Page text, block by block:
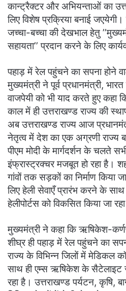
कान्ट्रैक्टर और अभियन्ताओं का
लिए विशेष प्रक्रिया बनाई
जच्चा-बच्चा की देखभाल हेतु
सहायता’’ प्रदान करने के लिए
पहाड़ में रेल पहुंचने का सपना होने
मुख्यमंत्री ने पूर्व प्रधानमंत्री, भारत
वाजपेयी को भी याद करते हुए कहा
काल में ही उत्तराखण्ड राज्य की
अब उत्तराखण्ड राज्य आज
नेतृत्व में देश का एक अग्रणी
पीएम मोदी के मार्गदर्शन के चलते
इंफ्रास्ट्रक्चर मजबूत हो रहा है।
गांवों तक सड़कों का निर्माण किया
लिए हेली सेवाएँ प्रारंभ करने के साथ
हेलीपोर्टस को विकसित किया जा
मुख्यमंत्री ने कहा कि ऋषिकेश-
शीघ्र ही पहाड़ में रेल पहुंचने का
राज्य के विभिन्न जिलों में मेडिकल
साथ ही एम्स ऋषिकेश के सैटेलाइट
रहा है। उत्तराखण्ड पर्यटन, कृषि,